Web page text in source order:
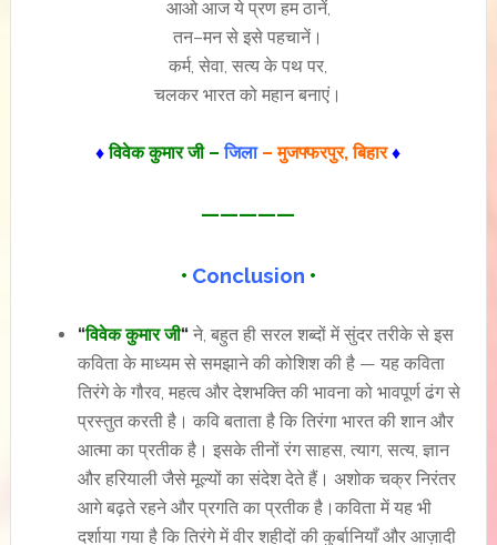
आओ आज ये प्रण हम ठानें,
तन–मन से इसे पहचानें।
कर्म, सेवा, सत्य के पथ पर,
चलकर भारत को महान बनाएं।
♦विवेक कुमार जी –जिला– मुजफ्फरपुर, बिहार ♦
—————
• Conclusion •
“विवेक कुमार जी“ने, बहुत ही सरल शब्दों में सुंदर तरीके से इस
कविता के माध्यम से समझाने की कोशिश की है — यह कविता
तिरंगे के गौरव, महत्व और देशभक्ति की भावना को भावपूर्ण ढंग से
प्रस्तुत करती है। कवि बताता है कि तिरंगा भारत की शान और
आत्मा का प्रतीक है। इसके तीनों रंग साहस, त्याग, सत्य, ज्ञान
और हरियाली जैसे मूल्यों का संदेश देते हैं। अशोक चक्र निरंतर
आगे बढ़ते रहने और प्रगति का प्रतीक है।कविता में यह भी
दर्शाया गया है कि तिरंगे में वीर शहीदों की कुर्बानियाँ और आज़ादी